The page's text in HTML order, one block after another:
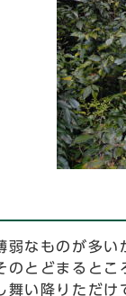
なものが多
とどまると
い降りただ